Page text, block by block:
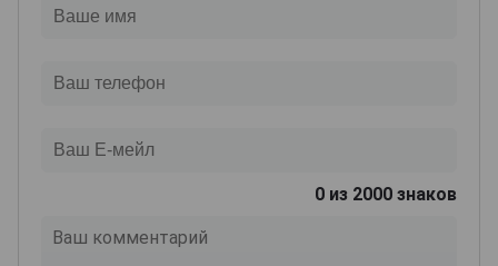
0 из 2000 знаков